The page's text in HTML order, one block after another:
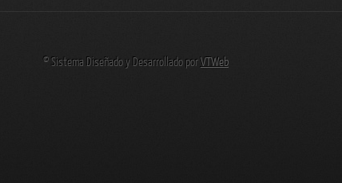
© Sistema Diseñado y Desarrollado porVTWeb